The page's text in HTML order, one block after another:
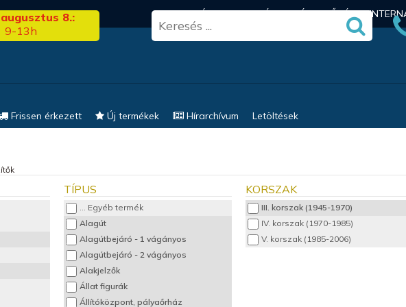
FRISS HÍREK KERESÉS ELÉRHETŐSÉG
8.:
9-13h
Frissen érkezett Új termékek Hírarchívum Letöltések
TÍPUS
... Egyéb termék
Alagút
Alagútbejáró - 1 vágányos
Alagútbejáró - 2 vágányos
Alakjelzők
Állat figurák
Állítóközpont, pályaőrház
KORSZAK
III. korszak (1945-1970)
IV. korszak (1970-1985)
V. korszak (1985-2006)